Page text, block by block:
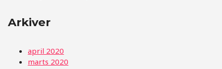
Arkiver
april 2020
marts 2020